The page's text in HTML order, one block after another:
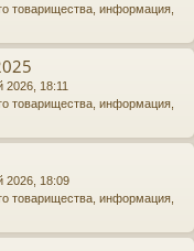
товарищества, информация,
2026, 18:11
товарищества, информация,
2026, 18:09
товарищества, информация,